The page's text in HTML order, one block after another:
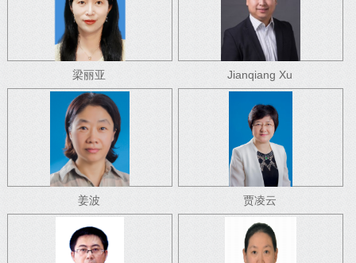
梁丽亚 Jianqiang Xu
姜波 贾凌云